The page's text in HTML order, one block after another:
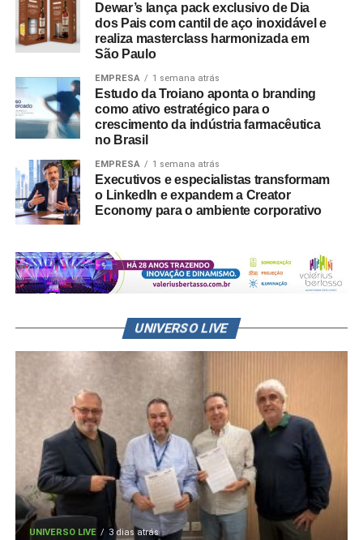
Dewar’s lança pack exclusivo de Dia
dos Pais com cantil de aço inoxidável e
realiza masterclass harmonizada em
São Paulo
EMPRESA 1 semana atrás
Estudo da Troiano aponta o branding
como ativo estratégico para o
crescimento da indústria farmacêutica
no Brasil
EMPRESA 1 semana atrás
Executivos e especialistas transformam
o LinkedIn e expandem a Creator
Economy para o ambiente corporativo
UNIVERSO LIVE
UNIVERSO LIVE 3 dias atrás